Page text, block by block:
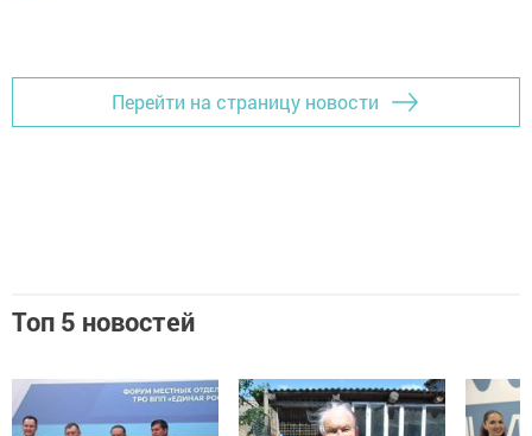
Перейти на страницу новости
Топ 5 новостей